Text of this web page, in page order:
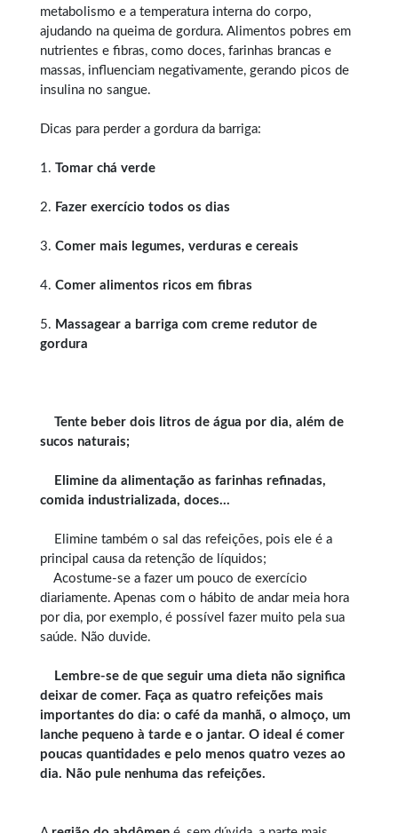
metabolismo e a temperatura interna do corpo,
ajudando na queima de gordura. Alimentos pobres em
nutrientes e fibras, como doces, farinhas brancas e
massas, influenciam negativamente, gerando picos de
insulina no sangue.
Dicas para perder a gordura da barriga:
1. Tomar chá verde
2. Fazer exercício todos os dias
3. Comer mais legumes, verduras e cereais
4. Comer alimentos ricos em fibras
5. Massagear a barriga com creme redutor de
gordura
Tente beber dois litros de água por dia, além de
sucos naturais;
Elimine da alimentação as farinhas refinadas,
comida industrializada, doces…
Elimine também o sal das refeições, pois ele é a
principal causa da retenção de líquidos;
Acostume-se a fazer um pouco de exercício
diariamente. Apenas com o hábito de andar meia hora
por dia, por exemplo, é possível fazer muito pela sua
saúde. Não duvide.
Lembre-se de que seguir uma dieta não significa
deixar de comer. Faça as quatro refeições mais
importantes do dia: o café da manhã, o almoço, um
lanche pequeno à tarde e o jantar. O ideal é comer
poucas quantidades e pelo menos quatro vezes ao
dia. Não pule nenhuma das refeições.